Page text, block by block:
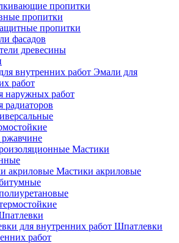
пропитки
пропитки
пропитки
фасадов
древесины
Эмали для
работ
наружных работ
радиаторов
Мастики
Мастики акриловые
Шпатлевки
работ